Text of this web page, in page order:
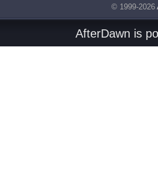
© 1999-2026
AfterDawn is